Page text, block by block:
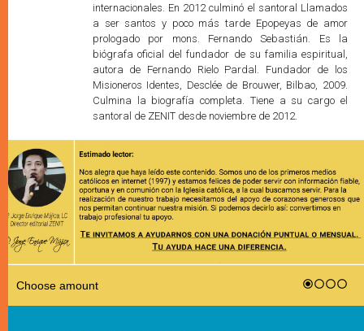
internacionales. En 2012 culminó el santoral Llamados
a ser santos y poco más tarde Epopeyas de amor
prologado por mons. Fernando Sebastián. Es la
biógrafa oficial del fundador de su familia espiritual,
autora de Fernando Rielo Pardal. Fundador de los
Misioneros Identes, Desclée de Brouwer, Bilbao, 2009.
Culmina la biografía completa. Tiene a su cargo el
santoral de ZENIT desde noviembre de 2012.